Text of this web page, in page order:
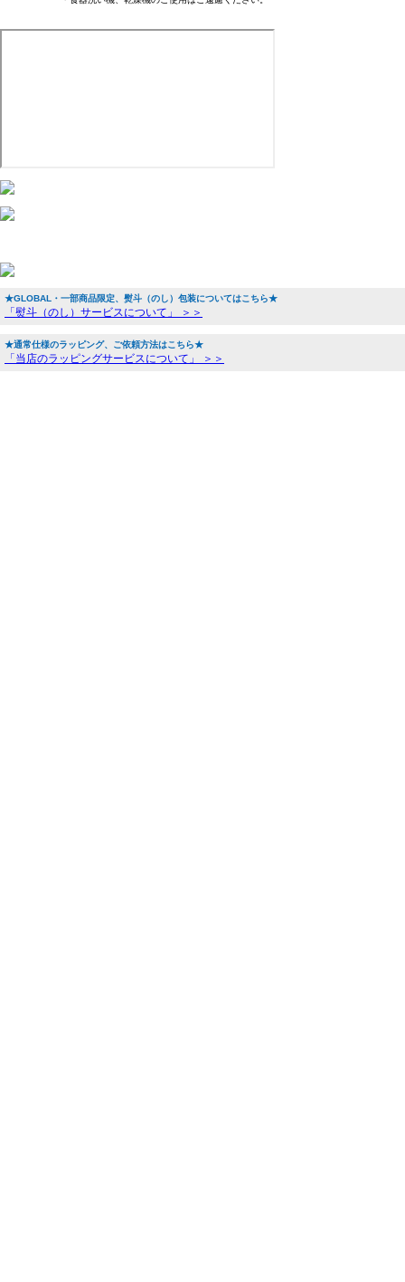
★GLOBAL・一部商品限定、熨斗（のし）包装についてはこちら★
「熨斗（のし）サービスについて」 ＞＞
★通常仕様のラッピング、ご依頼方法はこちら★
「当店のラッピングサービスについて」 ＞＞